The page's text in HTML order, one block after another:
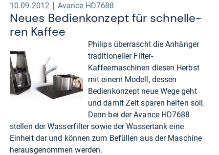
10.09.2012 Avance HD7688
Neues Bedien­kon­zept für schnel­le­
ren Kaf­fee
Philips überrascht die Anhänger
traditioneller Filter-
Kaffeemaschinen diesen Herbst
mit einem Modell, dessen
Bedienkonzept neue Wege geht
und damit Zeit sparen helfen soll.
Denn bei der Avance HD7688
stellen der Wasserfilter sowie der Wassertank eine
Einheit dar und können zum Befüllen aus der Maschine
herausgenommen werden.